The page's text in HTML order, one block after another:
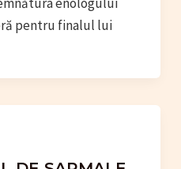
pentru finalul lui